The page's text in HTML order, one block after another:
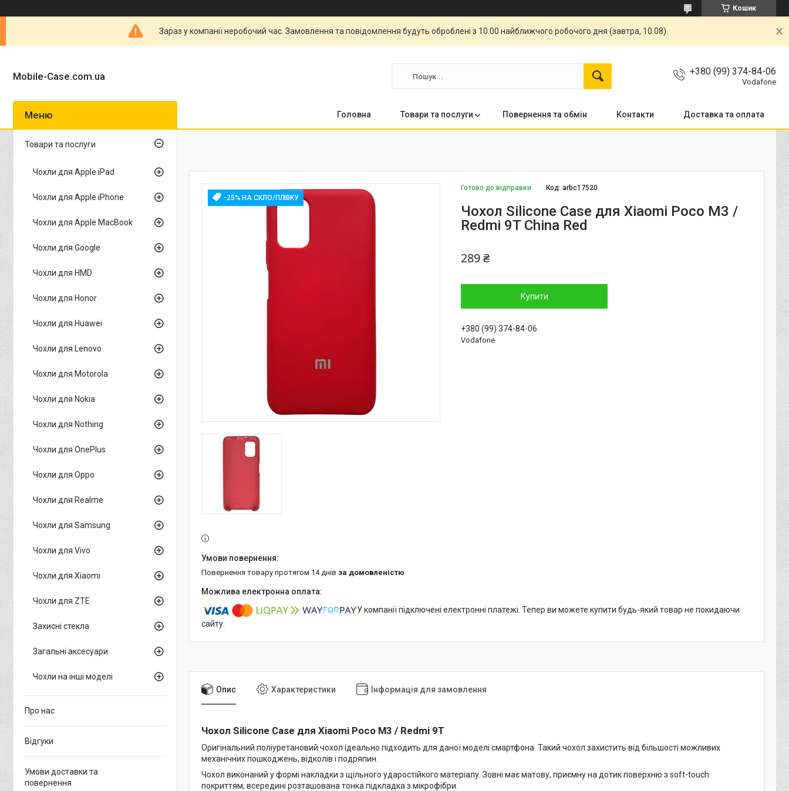
Кошик
Зараз у компанії неробочий час. Замовлення та повідомлення будуть оброблені з 10:00 найближчого робочого дня (завтра, 10.08).
Mobile-Case.com.ua +380 (99) 374-84-06
Vodafone
Головна Товари та послуги Повернення та обмін Контакти Доставка та оплата
-25% НА СКЛО/ПЛІВКУ
Готово до відправки Код:arbc17520
Чохол Silicone Case для Xiaomi Poco M3 /
Redmi 9T China Red
289 ₴
Купити
+380 (99) 374-84-06
Vodafone
повернення товару протягом 14 днів за домовленістю
У компанії підключені електронні платежі. Тепер ви можете купити будь-який товар не покидаючи
сайту.
Опис Характеристики Інформація для замовлення
Чохол Silicone Case для Xiaomi Poco M3 / Redmi 9T
Оригінальний поліуретановий чохол ідеально підходить для даної моделі смартфона. Такий чохол захистить від більшості можливих
механічних пошкоджень, відколів і подряпин.
Чохол виконаний у формі накладки з щільного ударостійкого матеріалу. Зовні має матову, приємну на дотик поверхню з soft-touch
покриттям, всередині розташована тонка підкладка з мікрофібри.
Товари та послуги
Чохли для Apple iPad
Чохли для Apple iPhone
Чохли для Apple MacBook
Чохли для Google
Чохли для HMD
Чохли для Honor
Чохли для Huawei
Чохли для Lenovo
Чохли для Motorola
Чохли для Nokia
Чохли для Nothing
Чохли для OnePlus
Чохли для Oppo
Чохли для Realme
Чохли для Samsung
Чохли для Vivo
Чохли для Xiaomi
Чохли для ZTE
Захисні стекла
Загальні аксесуари
Чохли на інші моделі
Про нас
Відгуки
Умови доставки та
повернення